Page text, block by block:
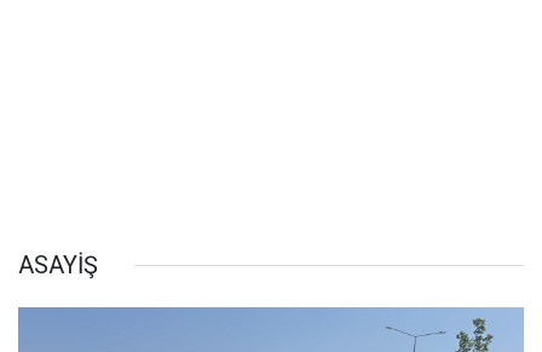
ASAYİŞ